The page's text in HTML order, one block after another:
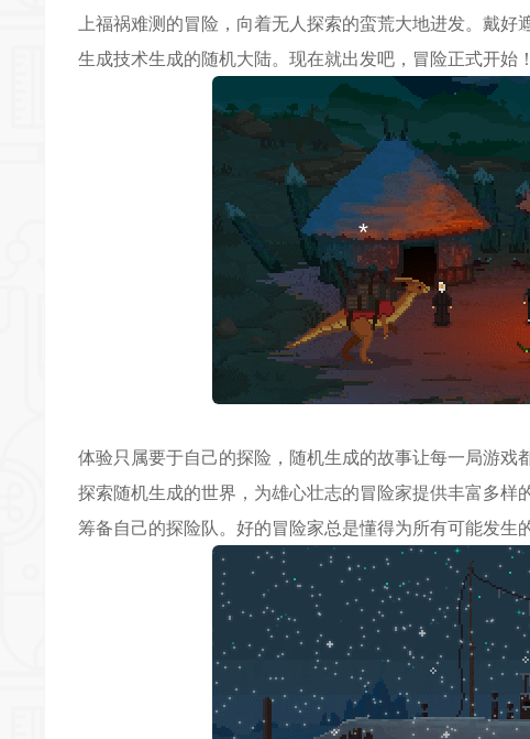
上福祸难测的冒险，向着无人探索的蛮荒大地进发。戴
生成技术生成的随机大陆。现在就出发吧，冒险正式开始！
体验只属要于自己的探险，随机生成的故事让每一局游戏
探索随机生成的世界，为雄心壮志的冒险家提供丰富多样
筹备自己的探险队。好的冒险家总是懂得为所有可能发生 *
*